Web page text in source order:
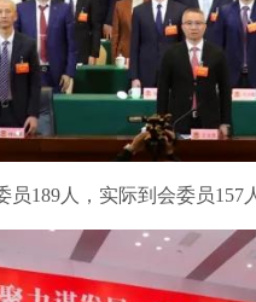
189人，实际到会委员157